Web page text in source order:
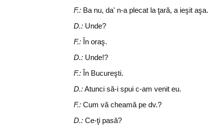
F.: Ba nu, da' n-a plecat la ţară, a ieşit aşa.
D.: Unde?
F.: În oraş.
D.: Unde!?
F.: În Bucureşti.
D.:Atunci să-i spui c-am venit eu.
F.: Cum vă cheamă pe dv.?
D.: Ce-ţi pasă?